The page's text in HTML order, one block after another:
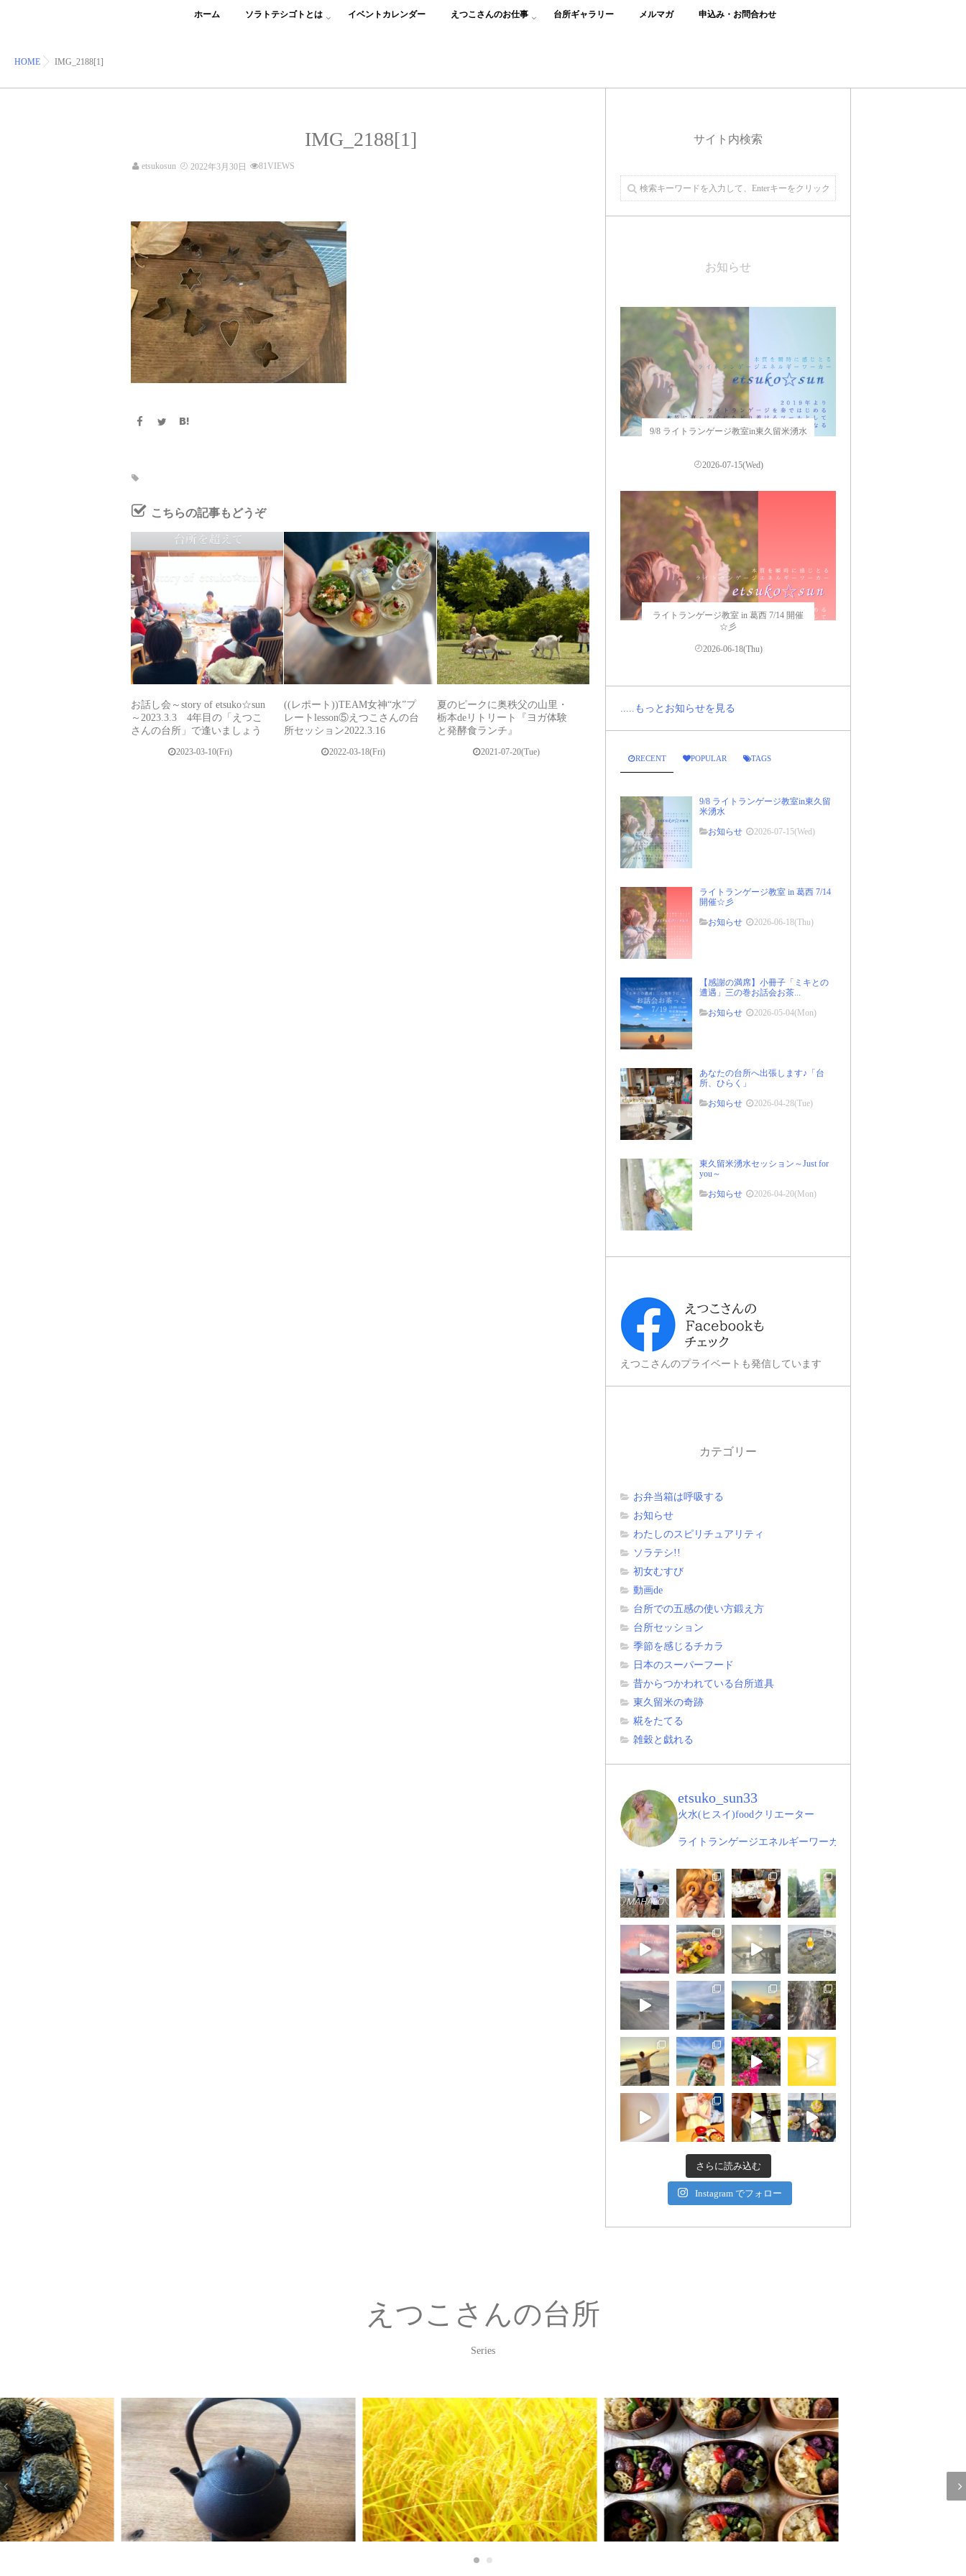
ホーム ソラトテシゴトとは イベントカレンダー えつこさんのお仕事 台所ギャラリー メルマガ 申込み・お問合わせ
HOME IMG_2188[1]
IMG_2188[1]
etsukosun 2022年3月30日 81VIEWS
こちらの記事もどうぞ
お話し会～story of etsuko☆sun
～2023.3.3 4年目の「えつこ
さんの台所」で逢いましょう
2023-03-10(Fri)
((レポート))TEAM女神“水”プ
レートlesson⑤えつこさんの台
所セッション2022.3.16
2022-03-18(Fri)
夏のピークに奥秩父の山里・
栃本deリトリート『ヨガ体験
と発酵食ランチ』
2021-07-20(Tue)
サイト内検索
お知らせ
9/8 ライトランゲージ教室in東久留米湧水
2026-07-15(Wed)
ライトランゲージ教室 in 葛西 7/14 開催
☆彡
2026-06-18(Thu)
.....もっとお知らせを見る
RECENT POPULAR TAGS
9/8 ライトランゲージ教室in東久留
米湧水
お知らせ
2026-07-15(Wed)
ライトランゲージ教室 in 葛西 7/14
開催☆彡
お知らせ
2026-06-18(Thu)
【感謝の満席】小冊子「ミキとの
遭遇」三の巻お話会お茶...
お知らせ
2026-05-04(Mon)
あなたの台所へ出張します♪「台
所、ひらく」
お知らせ
2026-04-28(Tue)
東久留米湧水セッション～Just for
you～
お知らせ
2026-04-20(Mon)
えつこさんのプライベートも発信しています
カテゴリー
お弁当箱は呼吸する
お知らせ
わたしのスピリチュアリティ
ソラテシ!!
初女むすび
動画de
台所での五感の使い方鍛え方
台所セッション
季節を感じるチカラ
日本のスーパーフード
昔からつかわれている台所道具
東久留米の奇跡
糀をたてる
雑穀と戯れる
etsuko_sun33
火水(ヒスイ)foodクリエーター
ライトランゲージエネルギーワーカー
さらに読み込む
Instagram でフォロー
えつこさんの台所
Series